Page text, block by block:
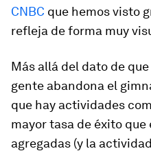
CNBC que hemos visto
refleja de forma muy
Más allá del dato de
gente abandona el
que hay actividades
mayor tasa de éxito que
agregadas (y la